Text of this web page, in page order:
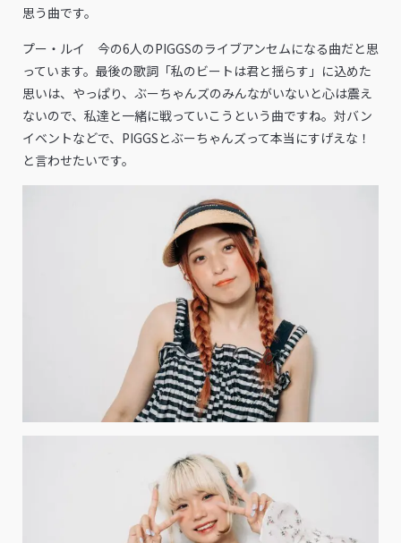
思う曲です。
プー・ルイ 今の6人のPIGGSのライブアンセムになる曲だと思
っています。最後の歌詞「私のビートは君と揺らす」に込めた
思いは、やっぱり、ぶーちゃんズのみんながいないと心は震え
ないので、私達と一緒に戦っていこうという曲ですね。対バン
イベントなどで、PIGGSとぶーちゃんズって本当にすげえな！
と言わせたいです。